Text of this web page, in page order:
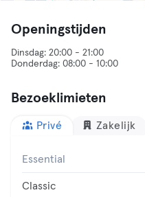
Openingstijden
Dinsdag: 20:00 - 21:00
Bezoeklimieten
Privé Zakelijk
Essential
Classic